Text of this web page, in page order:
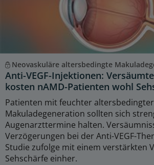
Neovaskuläre altersbedingte
Anti-VEGF-Injektionen:
kosten nAMD-Patienten wohl
Patienten mit feuchter altersbedingter
Makuladegeneration sollten sich
Augenarzttermine halten.
Verzögerungen bei der Anti-VEGF-
Studie zufolge mit einem verstärkten
Sehschärfe einher.